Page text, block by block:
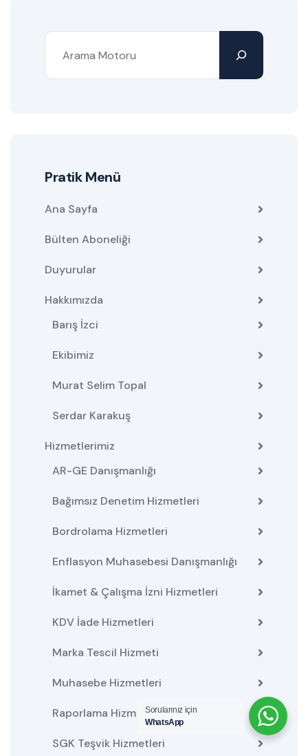
Pratik Menü
Ana Sayfa
Bülten Aboneliği
Duyurular
Hakkımızda
Barış İzci
Ekibimiz
Murat Selim Topal
Serdar Karakuş
Hizmetlerimiz
AR-GE Danışmanlığı
Bağımsız Denetim Hizmetleri
Bordrolama Hizmetleri
Enflasyon Muhasebesi Danışmanlığı
İkamet & Çalışma İzni Hizmetleri
KDV İade Hizmetleri
Marka Tescil Hizmeti
Muhasebe Hizmetleri
Raporlama Hizmetleri
SGK Teşvik Hizmetleri
Sorularınız için
WhatsApp